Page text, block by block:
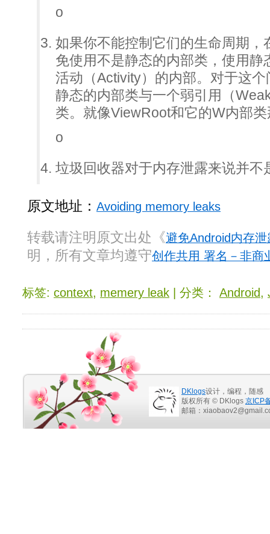
o
如果你不能控制它们的生命周期，
免使用不是静态的内部类，使用静
活动（Activity）的内部。对于这
静态的内部类与一个弱引用（
类。就像ViewRoot和它的W内部
o
垃圾回收器对于内存泄露来说并不
原文地址： Avoiding memory leaks
转载请注明原文出处《避免Android内存
明，所有文章均遵守创作共用 署名－非商
标签: context, memery leak | 分类： Android,
DKlogs设计，编程，随感
版权所有 © DKlogs 京ICP
邮箱：